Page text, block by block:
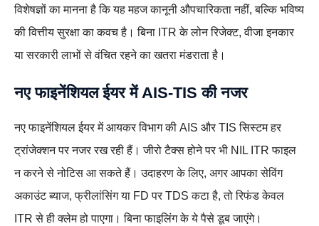
विशेषज्ञों का मानना है कि यह महज कानूनी औपचारिकता नहीं, बल्कि भविष्य
की वित्तीय सुरक्षा का कवच है। बिना ITR के लोन रिजेक्ट, वीजा इनकार
या सरकारी लाभों से वंचित रहने का खतरा मंडराता है।
नए फाइनेंशियल ईयर में AIS-TIS की नजर
नए फाइनेंशियल ईयर में आयकर विभाग की AIS और TIS सिस्टम हर
ट्रांजेक्शन पर नजर रख रही हैं। जीरो टैक्स होने पर भी NIL ITR फाइल
न करने से नोटिस आ सकते हैं। उदाहरण के लिए, अगर आपका सेविंग
अकाउंट ब्याज, फ्रीलांसिंग या FD पर TDS कटा है, तो रिफंड केवल
ITR से ही क्लेम हो पाएगा। बिना फाइलिंग के ये पैसे डूब जाएंगे।